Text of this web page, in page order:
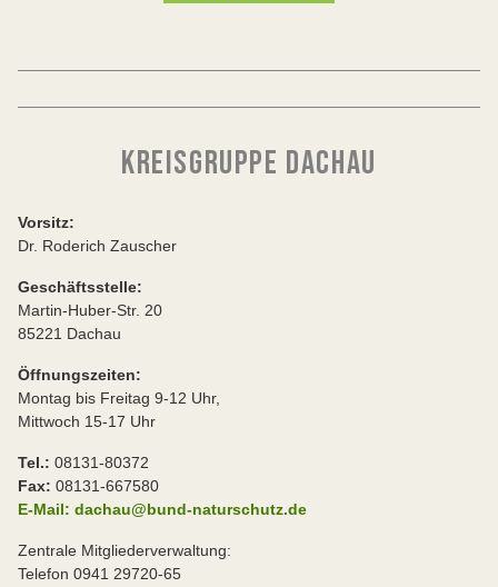
KREISGRUPPE DACHAU
Vorsitz:
Dr. Roderich Zauscher
Geschäftsstelle:
Martin-Huber-Str. 20
85221 Dachau
Öffnungszeiten:
Montag bis Freitag 9-12 Uhr,
Mittwoch 15-17 Uhr
Tel.: 08131-80372
Fax: 08131-667580
E-Mail: dachau@bund-naturschutz.de
Zentrale Mitgliederverwaltung:
Telefon 0941 29720-65